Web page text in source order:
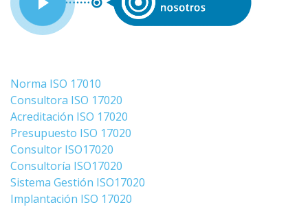
Norma ISO 17010
Consultora ISO 17020
Acreditación ISO 17020
Presupuesto ISO 17020
Consultor ISO17020
Consultoría ISO17020
Sistema Gestión ISO17020
Implantación ISO 17020